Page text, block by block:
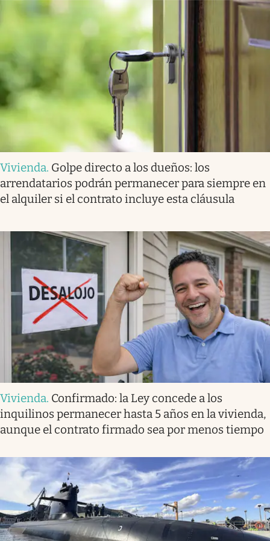
Vivienda. Golpe directo a los dueños: los
arrendatarios podrán permanecer para siempre en
el alquiler si el contrato incluye esta cláusula
Vivienda. Confirmado: la Ley concede a los
inquilinos permanecer hasta 5 años en la vivienda,
aunque el contrato firmado sea por menos tiempo